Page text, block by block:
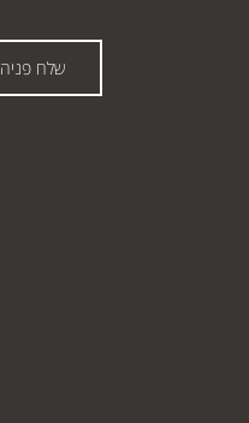
שלח פניה